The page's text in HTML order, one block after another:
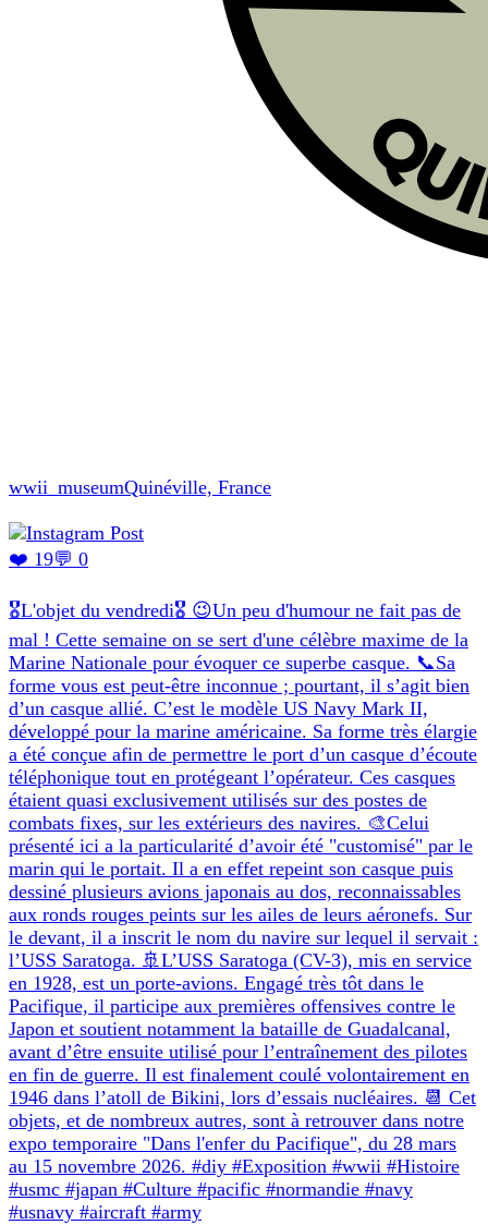
wwii_museumQuinéville, France
❤️ 19💬 0
🎖L'objet du vendredi🎖 😉Un peu d'humour ne fait pas de
mal ! Cette semaine on se sert d'une célèbre maxime de la
Marine Nationale pour évoquer ce superbe casque. 📞Sa
forme vous est peut-être inconnue ; pourtant, il s’agit bien
d’un casque allié. C’est le modèle US Navy Mark II,
développé pour la marine américaine. Sa forme très élargie
a été conçue afin de permettre le port d’un casque d’écoute
téléphonique tout en protégeant l’opérateur. Ces casques
étaient quasi exclusivement utilisés sur des postes de
combats fixes, sur les extérieurs des navires. 🎨Celui
présenté ici a la particularité d’avoir été "customisé" par le
marin qui le portait. Il a en effet repeint son casque puis
dessiné plusieurs avions japonais au dos, reconnaissables
aux ronds rouges peints sur les ailes de leurs aéronefs. Sur
le devant, il a inscrit le nom du navire sur lequel il servait :
l’USS Saratoga. 🚢L’USS Saratoga (CV-3), mis en service
en 1928, est un porte-avions. Engagé très tôt dans le
Pacifique, il participe aux premières offensives contre le
Japon et soutient notamment la bataille de Guadalcanal,
avant d’être ensuite utilisé pour l’entraînement des pilotes
en fin de guerre. Il est finalement coulé volontairement en
1946 dans l’atoll de Bikini, lors d’essais nucléaires. 📆 Cet
objets, et de nombreux autres, sont à retrouver dans notre
expo temporaire "Dans l'enfer du Pacifique", du 28 mars
au 15 novembre 2026. #diy #Exposition #wwii #Histoire
#usmc #japan #Culture #pacific #normandie #navy
#usnavy #aircraft #army